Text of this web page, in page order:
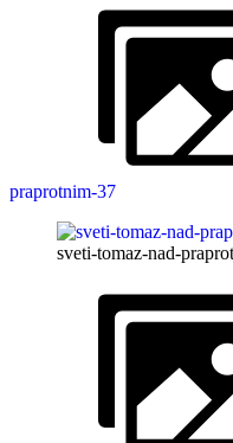
praprotnim-37
sveti-tomaz-nad-